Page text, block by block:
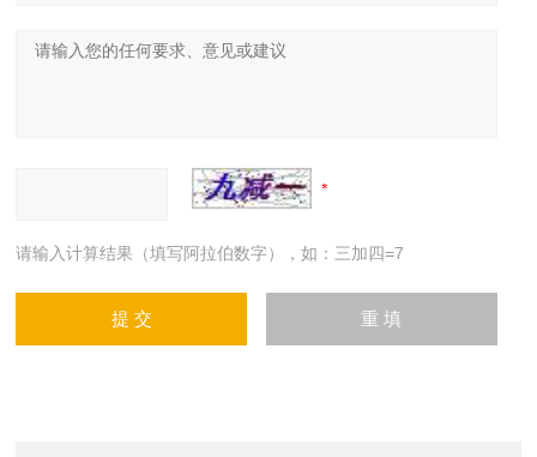
请输入计算结果（填写阿拉伯数字），如：三加四=7